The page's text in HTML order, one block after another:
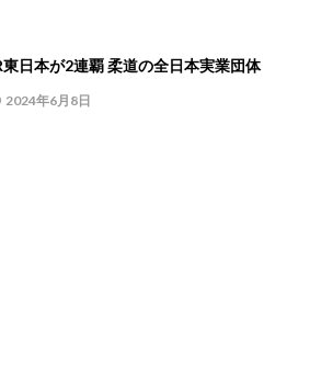
東日本が2連覇 柔道の全日本実業団体
2024年6月8日